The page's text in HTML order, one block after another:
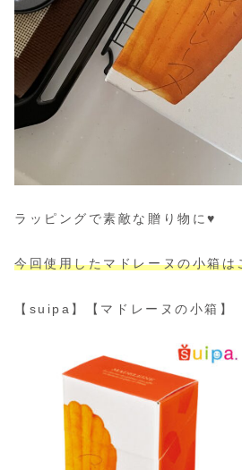
ラッピングで素敵な贈り物に♥
今回使用したマドレーヌの小箱は
【suipa】【マドレーヌの小箱】